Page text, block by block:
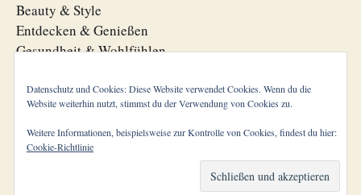
Beauty & Style
Entdecken & Genießen
Gesundheit & Wohlfühlen
Lebensorganisation
Zeitgeist
Theme vonAnders Norén
Datenschutz und Cookies: Diese Website verwendet Cookies. Wenn du die
Website weiterhin nutzt, stimmst du der Verwendung von Cookies zu.
Weitere Informationen, beispielsweise zur Kontrolle von Cookies, findest du hier:
Cookie-Richtlinie